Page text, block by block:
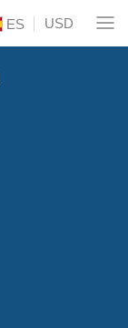
ES USD